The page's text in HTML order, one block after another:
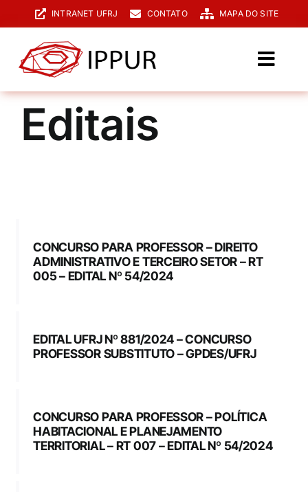
para
conteúdo
INTRANET UFRJ CONTATO MAPA DO SITE
O IPPUR
Graduação
Pesquisa e Extensão
Biblioteca
Comunicação
para:
Editais
CONCURSO PARA PROFESSOR – DIREITO
ADMINISTRATIVO E TERCEIRO SETOR – RT
005 – EDITAL Nº 54/2024
EDITAL UFRJ Nº 881/2024 – CONCURSO
PROFESSOR SUBSTITUTO – GPDES/UFRJ
CONCURSO PARA PROFESSOR – POLÍTICA
HABITACIONAL E PLANEJAMENTO
TERRITORIAL – RT 007 – EDITAL Nº 54/2024